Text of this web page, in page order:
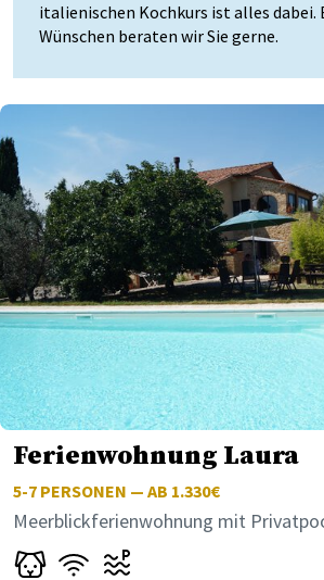
italienischen Kochkurs ist alles dabei.
Wünschen beraten wir Sie gerne.
Ferienwohnung Laura
5-7 PERSONEN — AB 1.330€
Meerblickferienwohnung mit